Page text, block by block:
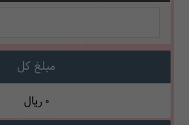
مبلغ کل
0 ریال